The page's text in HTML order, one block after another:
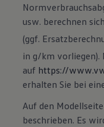
usw. berechnen
(ggf.
in g/km vorliegen).
auf https://
erhalten Sie bei
Auf den
beschrieben. Es